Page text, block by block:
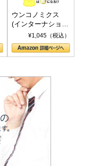
ウンコノミクス
(インターナショナ
ル新書)¥1,045（税込）